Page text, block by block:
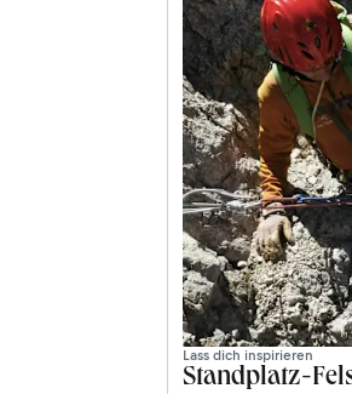
Lass dich inspirieren
Standplatz-